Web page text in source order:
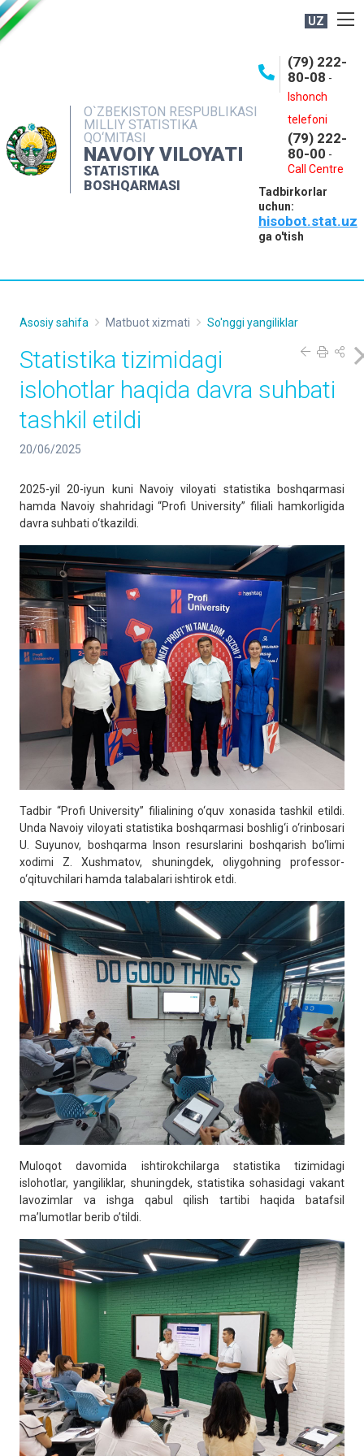
UZ
O`ZBEKISTON RESPUBLIKASI
MILLIY STATISTIKA
QO‘MITASI
NAVOIY VILOYATI
STATISTIKA
BOSHQARMASI
(79) 222-
80-08 -
Ishonch
telefoni
(79) 222-
80-00 -
Call Centre
Tadbirkorlar
uchun:
hisobot.stat.uz
ga o'tish
OCHIQ MA'LUMOTLAR
INTERAKTIV XIZMATLAR
MUROJAATLAR
Asosiy sahifa Matbuot xizmati So'nggi yangiliklar
Statistika tizimidagi
islohotlar haqida davra suhbati
tashkil etildi
20/06/2025
2025-yil 20-iyun kuni Navoiy viloyati statistika boshqarmasi
hamda Navoiy shahridagi “Profi University” filiali hamkorligida
davra suhbati o‘tkazildi.
Tadbir “Profi University” filialining o‘quv xonasida tashkil etildi.
Unda Navoiy viloyati statistika boshqarmasi boshlig‘i o‘rinbosari
U. Suyunov, boshqarma Inson resurslarini boshqarish bo‘limi
xodimi Z. Xushmatov, shuningdek, oliygohning professor-
o‘qituvchilari hamda talabalari ishtirok etdi.
Muloqot davomida ishtirokchilarga statistika tizimidagi
islohotlar, yangiliklar, shuningdek, statistika sohasidagi vakant
lavozimlar va ishga qabul qilish tartibi haqida batafsil
ma’lumotlar berib o’tildi.